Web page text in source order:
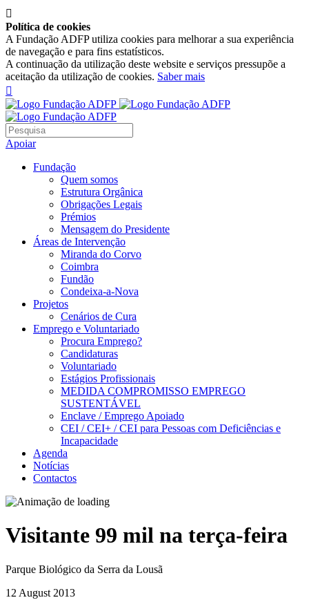

Política de cookies
A Fundação ADFP utiliza cookies para melhorar a sua experiência
de navegação e para fins estatísticos.
A continuação da utilização deste website e serviços pressupõe a
aceitação da utilização de cookies. Saber mais

Apoiar
Fundação
Quem somos
Estrutura Orgânica
Obrigações Legais
Prémios
Mensagem do Presidente
Áreas de Intervenção
Miranda do Corvo
Coimbra
Fundão
Condeixa-a-Nova
Projetos
Cenários de Cura
Emprego e Voluntariado
Procura Emprego?
Candidaturas
Voluntariado
Estágios Profissionais
MEDIDA COMPROMISSO EMPREGO
SUSTENTÁVEL
Enclave / Emprego Apoiado
CEI / CEI+ / CEI para Pessoas com Deficiências e
Incapacidade
Agenda
Notícias
Contactos
Visitante 99 mil na terça-feira
Parque Biológico da Serra da Lousã
12 August 2013